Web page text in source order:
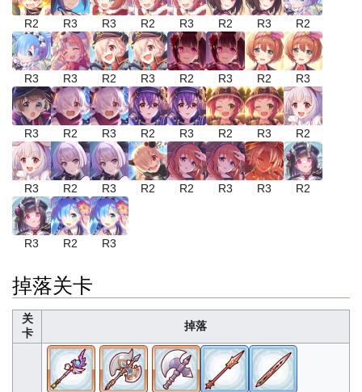
R2 R3 R3 R2 R3 R2 R3 R2
R3 R3 R2 R3 R2 R3 R2 R3
R3 R2 R3 R2 R3 R2 R3 R2
R3 R2 R3 R2 R2 R3 R3 R2
R3 R2 R3
掉落关卡
关
卡
掉落